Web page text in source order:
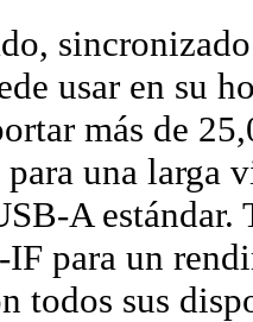
usar en su
más de
para una
A estándar.
para un
todos sus